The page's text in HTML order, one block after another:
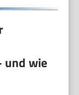
und wie